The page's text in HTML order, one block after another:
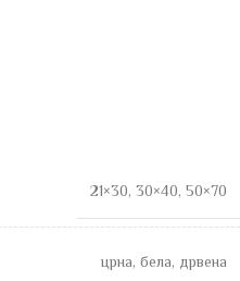
21×30, 30×40, 50×70
црна, бела, дрвена